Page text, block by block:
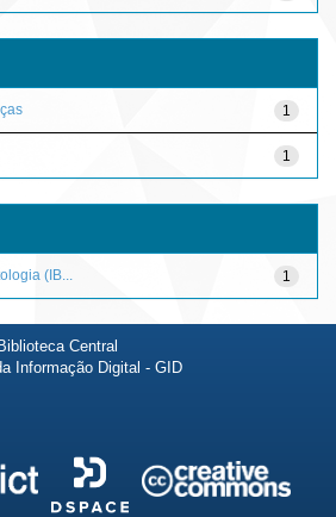
1
1
1
(IB...
Central
Informação Digital - GID